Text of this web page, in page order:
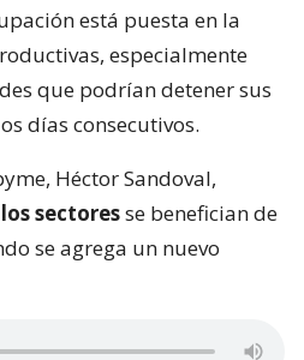
está puesta en la
especialmente
que podrían detener sus
días consecutivos.
Héctor Sandoval,
sectoresse benefician de
se agrega un nuevo